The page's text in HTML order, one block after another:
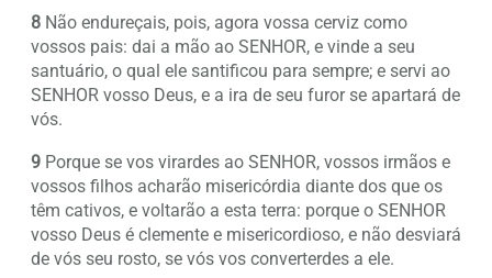
8 Não endureçais, pois, agora vossa cerviz como
vossos pais: dai a mão ao SENHOR, e vinde a seu
santuário, o qual ele santificou para sempre; e servi ao
SENHOR vosso Deus, e a ira de seu furor se apartará de
vós.
9 Porque se vos virardes ao SENHOR, vossos irmãos e
vossos filhos acharão misericórdia diante dos que os
têm cativos, e voltarão a esta terra: porque o SENHOR
vosso Deus é clemente e misericordioso, e não desviará
de vós seu rosto, se vós vos converterdes a ele.